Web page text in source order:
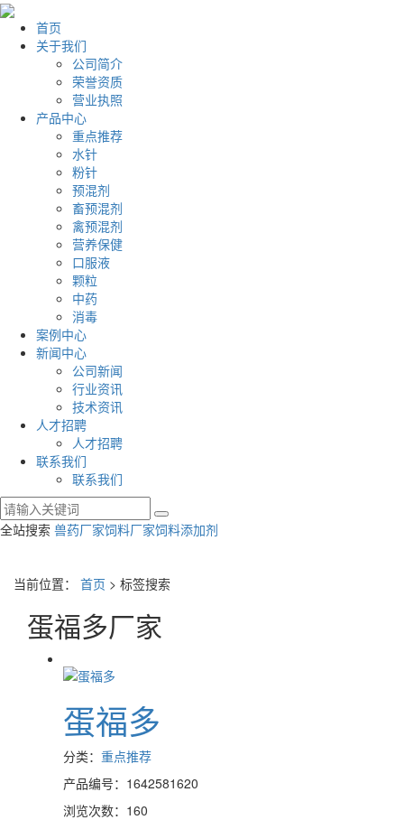
首页
关于我们
公司简介
荣誉资质
营业执照
产品中心
重点推荐
水针
粉针
预混剂
畜预混剂
禽预混剂
营养保健
口服液
颗粒
中药
消毒
案例中心
新闻中心
公司新闻
行业资讯
技术资讯
人才招聘
人才招聘
联系我们
联系我们
全站搜索 兽药厂家饲料厂家饲料添加剂
当前位置： 首页 > 标签搜索
蛋福多厂家
蛋福多
分类： 重点推荐
产品编号：1642581620
浏览次数：160